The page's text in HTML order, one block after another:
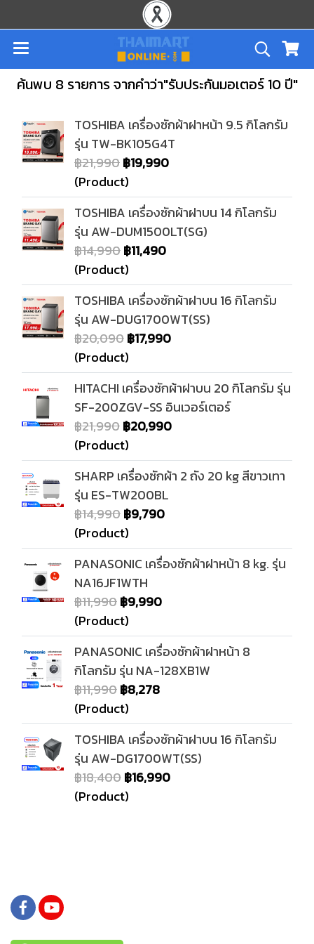
ค้นพบ 8 รายการ จากคำว่า"รับประกันมอเตอร์ 10 ปี"
TOSHIBA เครื่องซักผ้าฝาหน้า 9.5 กิโลกรัม
รุ่น TW-BK105G4T
฿21,990฿19,990
(Product)
TOSHIBA เครื่องซักผ้าฝาบน 14 กิโลกรัม
รุ่น AW-DUM1500LT(SG)
฿14,990฿11,490
(Product)
TOSHIBA เครื่องซักผ้าฝาบน 16 กิโลกรัม
รุ่น AW-DUG1700WT(SS)
฿20,090฿17,990
(Product)
HITACHI เครื่องซักผ้าฝาบน 20 กิโลกรัม รุ่น
SF-200ZGV-SS อินเวอร์เตอร์
฿21,990฿20,990
(Product)
SHARP เครื่องซักผ้า 2 ถัง 20 kg สีขาวเทา
รุ่น ES-TW200BL
฿14,990฿9,790
(Product)
PANASONIC เครื่องซักผ้าฝาหน้า 8 kg. รุ่น
NA16JF1WTH
฿11,990฿9,990
(Product)
PANASONIC เครื่องซักผ้าฝาหน้า 8
กิโลกรัม รุ่น NA-128XB1W
฿11,990฿8,278
(Product)
TOSHIBA เครื่องซักผ้าฝาบน 16 กิโลกรัม
รุ่น AW-DG1700WT(SS)
฿18,400฿16,990
(Product)